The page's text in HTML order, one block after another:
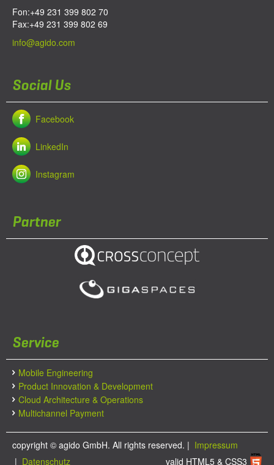
Fon:+49 231 399 802 70
Fax:+49 231 399 802 69
info@agido.com
Social Us
Facebook
LinkedIn
Instagram
Partner
Service
Mobile Engineering
Product Innovation & Development
Cloud Architecture & Operations
Multichannel Payment
copyright © agido GmbH. All rights reserved. | Impressum
| Datenschutz valid HTML5 & CSS3